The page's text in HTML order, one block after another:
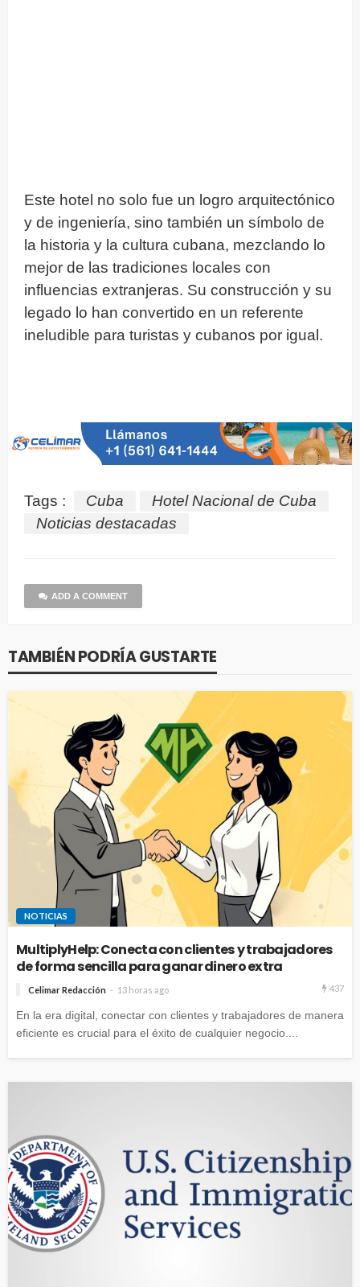
Este hotel no solo fue un logro arquitectónico
y de ingeniería, sino también un símbolo de
la historia y la cultura cubana, mezclando lo
mejor de las tradiciones locales con
influencias extranjeras. Su construcción y su
legado lo han convertido en un referente
ineludible para turistas y cubanos por igual.
Tags : Cuba
Hotel Nacional de Cuba
Noticias destacadas
ADD A COMMENT
TAMBIÉN PODRÍA GUSTARTE
NOTICIAS
MultiplyHelp: Conecta con clientes y trabajadores
de forma sencilla para ganar dinero extra
Celimar Redacción 13 horas ago 437
En la era digital, conectar con clientes y trabajadores de manera
eficiente es crucial para el éxito de cualquier negocio....